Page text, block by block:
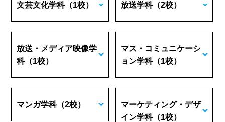
文芸文化学科（1校） 放送学科（2校）
放送・メディア映像学
科（1校）
マス・コミュニケーシ
ョン学科（1校）
マンガ学科（2校）
マーケティング・デザ
イン学科（1校）